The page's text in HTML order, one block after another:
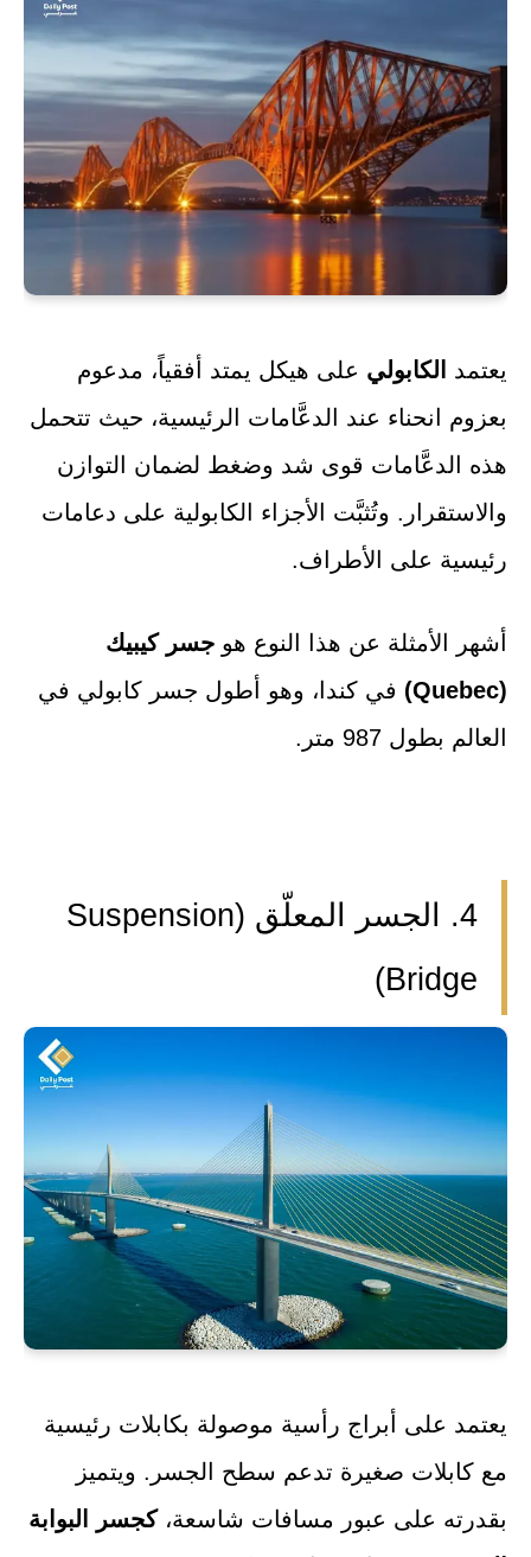
يعتمد الكابولي على هيكل يمتد أفقياً، مدعوم
بعزوم انحناء عند الدعَّامات الرئيسية، حيث تتحمل
هذه الدعَّامات قوى شد وضغط لضمان التوازن
والاستقرار. وتُثبَّت الأجزاء الكابولية على دعامات
رئيسية على الأطراف.
أشهر الأمثلة عن هذا النوع هو جسر كيبيك
(Quebec)
في كندا، وهو أطول جسر كابولي في
العالم بطول 987 متر.
4. الجسر المعلّق (Suspension
Bridge)
يعتمد على أبراج رأسية موصولة بكابلات رئيسية
مع كابلات صغيرة تدعم سطح الجسر. ويتميز
بقدرته على عبور مسافات شاسعة،كجسر البوابة